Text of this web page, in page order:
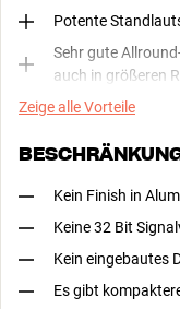
Potente
Sehr gute
auch in größeren
Zeige alle Vorteile
Kein Finish in
Keine 32 Bit
Kein eingebautes
Es gibt